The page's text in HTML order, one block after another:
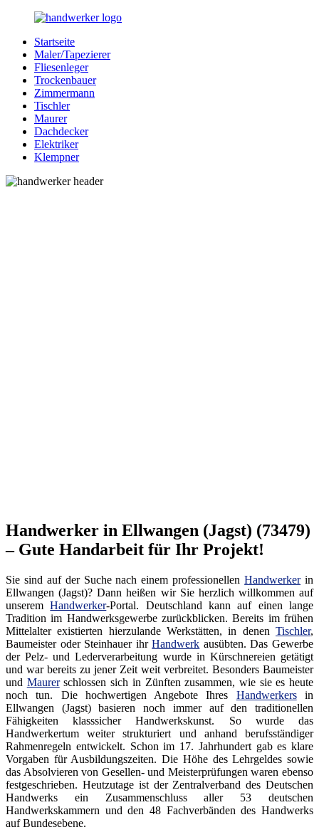
Zurück
Inhalt
Bessere-
Handwerker.de
Handwerker
Ihrer
Nähe
Startseite
Maler/Tapezierer
Fliesenleger
Trockenbauer
Zimmermann
Tischler
Maurer
Dachdecker
Elektriker
Klempner
Handwerker in Ellwangen (Jagst) (73479)
– Gute Handarbeit für Ihr Projekt!
Sie sind auf der Suche nach einem professionellenHandwerkerin
Ellwangen (Jagst)? Dann heißen wir Sie herzlich willkommen auf
unseremHandwerker-Portal. Deutschland kann auf einen lange
Tradition im Handwerksgewerbe zurückblicken. Bereits im frühen
Mittelalter existierten hierzulande Werkstätten, in denen Tischler,
Baumeister oder Steinhauer ihrHandwerk ausübten. Das Gewerbe
der Pelz- und Lederverarbeitung wurde in Kürschnereien getätigt
und war bereits zu jener Zeit weit verbreitet. Besonders Baumeister
und Maurerschlossen sich in Zünften zusammen, wie sie es heute
noch tun. Die hochwertigen Angebote Ihres Handwerkersin
Ellwangen (Jagst) basieren noch immer auf den traditionellen
Fähigkeiten klasssicher Handwerkskunst. So wurde das
Handwerkertum weiter strukturiert und anhand berufsständiger
Rahmenregeln entwickelt. Schon im 17. Jahrhundert gab es klare
Vorgaben für Ausbildungszeiten. Die Höhe des Lehrgeldes sowie
das Absolvieren von Gesellen- und Meisterprüfungen waren ebenso
festgeschrieben. Heutzutage ist der Zentralverband des Deutschen
Handwerks ein Zusammenschluss aller 53 deutschen
Handwerkskammern und den 48 Fachverbänden des Handwerks
auf Bundesebene.